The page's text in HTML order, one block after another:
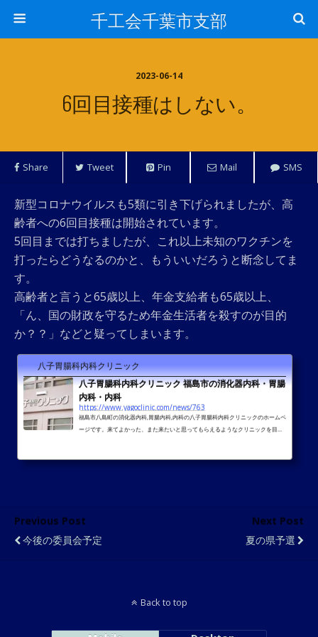
千工会千葉市支部
2023-06-14
6回目接種はしない。
Share Tweet Pin Mail SMS
新型コロナウイルスも5類に引き下げられましたが、高
齢者への6回目接種は開始されています。
5回目までは打ちましたが、これ以上未知のワクチンを
打ったらどうなるのかと、もういいだろうと断念してま
す。
高齢者と言うと65歳以上、年金支給者も65歳以上、
「ん、国の財政を守るため年金生活者を殺すのが目的
か？？」などと疑ってしまいます。
八子胃腸科内科クリニック
八子胃腸科内科クリニック 福島市の消化器内科・胃腸
内科・内科
https://www.yagoclinic.com/news/763
福島市八島町の消化器内科,胃腸内科,内科の八子胃腸科内科クリニックのホームペ
ージです。来てよかった、また来たいと思ってもらえるようなクリニックを目指
Previous Post
今後の委員会予定
Next Post
夏の県予選
Back to top